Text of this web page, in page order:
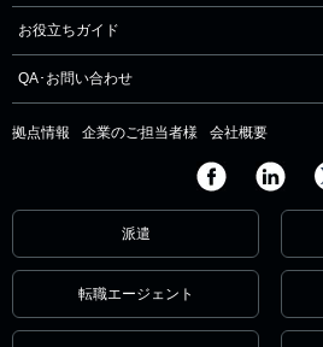
お役立ちガイド
QA･お問い合わせ
拠点情報 企業のご担当者様 会社概要
派遣
転職エージェント